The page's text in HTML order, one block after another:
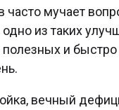
мучает
из таких
и
вечный